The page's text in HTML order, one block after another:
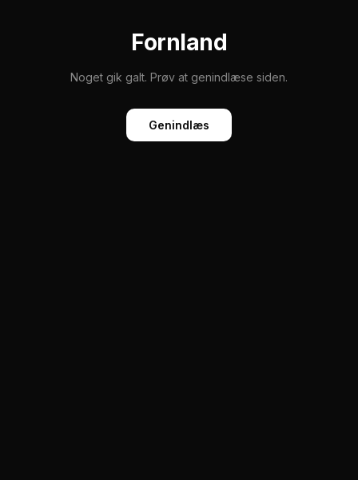
Fornland
Noget gik galt. Prøv at genindlæse siden.
Genindlæs